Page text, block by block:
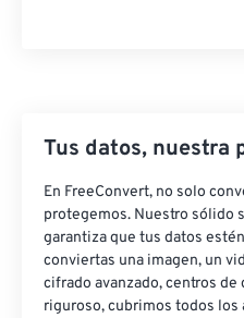
Tus datos, nuestra
En FreeConvert, no solo
protegemos. Nuestro sólido
garantiza que tus datos
conviertas una imagen, un
cifrado avanzado, centros
riguroso, cubrimos todos los